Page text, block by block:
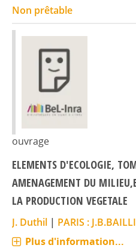
Non prêtable
ouvrage
ELEMENTS D'ECOLOGIE,
AMENAGEMENT DU
LA PRODUCTION VEGETALE
J. Duthil | PARIS :
Plus d'information...